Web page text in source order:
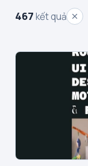
467kết quả